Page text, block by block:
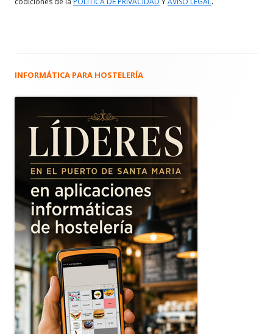
Barra
principal
INFORMÁTICA PARA HOSTELERÍA